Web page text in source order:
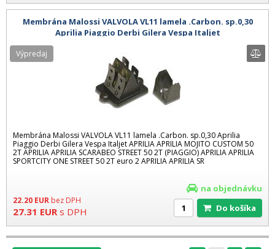
Membrána Malossi VALVOLA VL11 lamela .Carbon. sp.0,30
Aprilia Piaggio Derbi Gilera Vespa Italjet
Membrána Malossi VALVOLA VL11 lamela .Carbon. sp.0,30 Aprilia
Piaggio Derbi Gilera Vespa Italjet APRILIA APRILIA MOJITO CUSTOM 50
2T APRILIA APRILIA SCARABEO STREET 50 2T (PIAGGIO) APRILIA APRILIA
SPORTCITY ONE STREET 50 2T euro 2 APRILIA APRILIA SR
22.20 EUR bez DPH
27.31 EUR s DPH
Výpredaj
na objednávku
Do košíka